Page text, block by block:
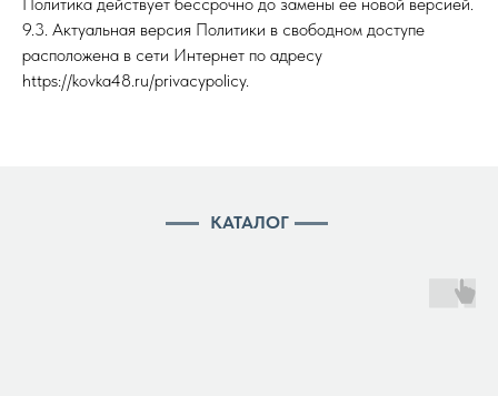
9.3. Актуальная версия Политики в свободном доступе
расположена в сети Интернет по адресу
https://kovka48.ru/privacypolicy.
КАТАЛОГ